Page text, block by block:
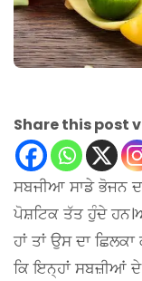
Share this post
ਸਬਜੀਆ ਸਾਡੇ ਭੋਜਨ
ਪੋਸ਼ਟਿਕ ਤੱਤ ਹੁੰਦੇ
ਹਾਂ ਤਾਂ ਉਸ ਦਾ
ਕਿ ਇਨ੍ਹਾਂ ਸਬਜ਼ੀਆਂ